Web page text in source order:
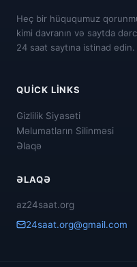
Heç bir hüququmuz
kimi davranın və saytda
24 saat saytına istinad edin.
QUICK LINKS
Gizlilik Siyasəti
Məlumatların Silinməsi
Əlaqə
ƏLAQƏ
az24saat.org
24saat.org@gmail.com